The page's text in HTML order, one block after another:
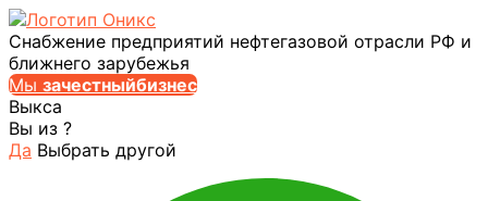
Снабжение предприятий нефтегазовой отрасли РФ и
ближнего зарубежья
Мы зачестныйбизнес
Выкса
Вы из ?
Да Выбрать другой